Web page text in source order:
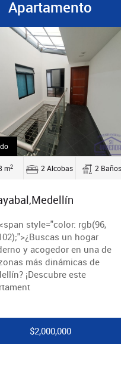
Apartamento
2 2 Alcobas 2 Baños
style="color: rgb(96,
un hogar
y acogedor en una de
más dinámicas de
¡Descubre este
$2,000,000